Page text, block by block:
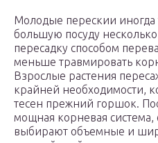
Молодые перескии иногда
большую посуду
пересадку способом
меньше травмировать
Взрослые растения
крайней необходимости,
тесен прежний горшок.
мощная корневая система,
выбирают объемные и